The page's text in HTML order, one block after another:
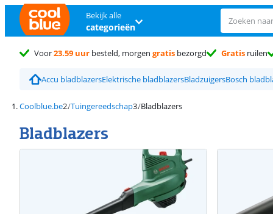
Bekijk alle
categorieën
Voor23.59 uur besteld, morgen gratis bezorgd Gratis ruilen
Accu bladblazersElektrische bladblazersBladzuigersBosch
Coolblue.be Tuingereedschap Bladblazers
Bladblazers